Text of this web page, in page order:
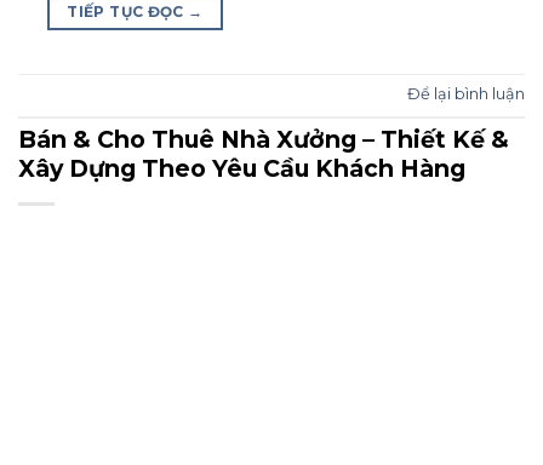
TIẾP TỤC ĐỌC →
Để lại bình luận
Bán & Cho Thuê Nhà Xưởng – Thiết Kế &
Xây Dựng Theo Yêu Cầu Khách Hàng